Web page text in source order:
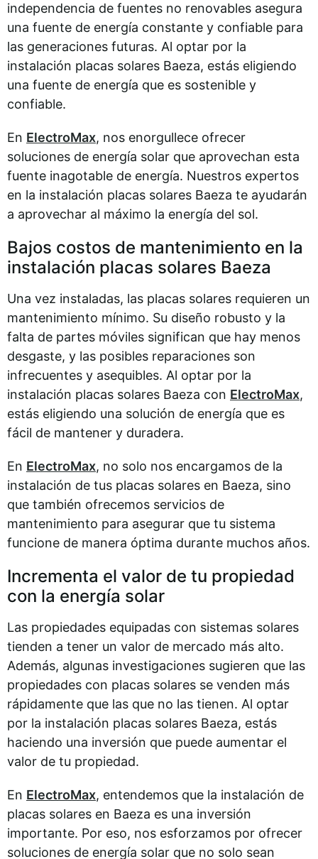
independencia de fuentes no renovables asegura
una fuente de energía constante y confiable para
las generaciones futuras. Al optar por la
instalación placas solares Baeza, estás eligiendo
una fuente de energía que es sostenible y
confiable.
En ElectroMax, nos enorgullece ofrecer
soluciones de energía solar que aprovechan esta
fuente inagotable de energía. Nuestros expertos
en la instalación placas solares Baeza te ayudarán
a aprovechar al máximo la energía del sol.
Bajos costos de mantenimiento en la
instalación placas solares Baeza
Una vez instaladas, las placas solares requieren un
mantenimiento mínimo. Su diseño robusto y la
falta de partes móviles significan que hay menos
desgaste, y las posibles reparaciones son
infrecuentes y asequibles. Al optar por la
instalación placas solares Baeza con ElectroMax,
estás eligiendo una solución de energía que es
fácil de mantener y duradera.
En ElectroMax, no solo nos encargamos de la
instalación de tus placas solares en Baeza, sino
que también ofrecemos servicios de
mantenimiento para asegurar que tu sistema
funcione de manera óptima durante muchos años.
Incrementa el valor de tu propiedad
con la energía solar
Las propiedades equipadas con sistemas solares
tienden a tener un valor de mercado más alto.
Además, algunas investigaciones sugieren que las
propiedades con placas solares se venden más
rápidamente que las que no las tienen. Al optar
por la instalación placas solares Baeza, estás
haciendo una inversión que puede aumentar el
valor de tu propiedad.
En ElectroMax, entendemos que la instalación de
placas solares en Baeza es una inversión
importante. Por eso, nos esforzamos por ofrecer
soluciones de energía solar que no solo sean